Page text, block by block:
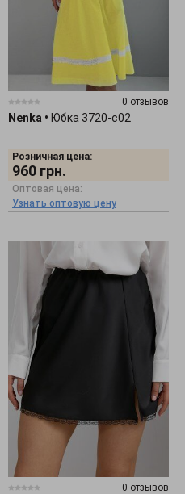
0 отзывов
Nenka • Юбка 3720-c02
Розничная цена:
960 грн.
Оптовая цена:
Узнать оптовую цену
0 отзывов